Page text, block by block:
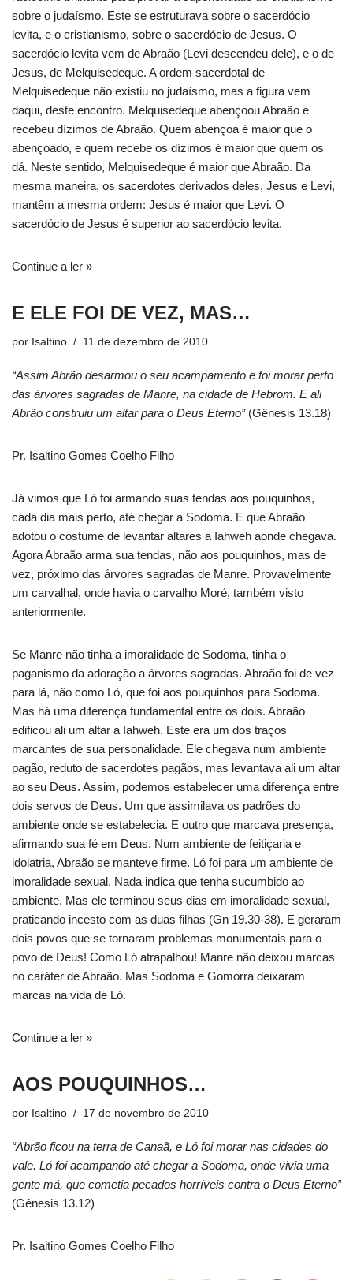
sobre o judaísmo. Este se estruturava sobre o sacerdócio
levita, e o cristianismo, sobre o sacerdócio de Jesus. O
sacerdócio levita vem de Abraão (Levi descendeu dele), e o de
Jesus, de Melquisedeque. A ordem sacerdotal de
Melquisedeque não existiu no judaísmo, mas a figura vem
daqui, deste encontro. Melquisedeque abençoou Abraão e
recebeu dízimos de Abraão. Quem abençoa é maior que o
abençoado, e quem recebe os dízimos é maior que quem os
dá. Neste sentido, Melquisedeque é maior que Abraão. Da
mesma maneira, os sacerdotes derivados deles, Jesus e Levi,
mantêm a mesma ordem: Jesus é maior que Levi. O
sacerdócio de Jesus é superior ao sacerdócio levita.
Continue a ler »
E ELE FOI DE VEZ, MAS…
por Isaltino 11 de dezembro de 2010
“Assim Abrão desarmou o seu acampamento e foi morar perto
das árvores sagradas de Manre, na cidade de Hebrom. E ali
Abrão construiu um altar para o Deus Eterno”(Gênesis 13.18)
Pr. Isaltino Gomes Coelho Filho
Já vimos que Ló foi armando suas tendas aos pouquinhos,
cada dia mais perto, até chegar a Sodoma. E que Abraão
adotou o costume de levantar altares a Iahweh aonde chegava.
Agora Abraão arma sua tendas, não aos pouquinhos, mas de
vez, próximo das árvores sagradas de Manre. Provavelmente
um carvalhal, onde havia o carvalho Moré, também visto
anteriormente.
Se Manre não tinha a imoralidade de Sodoma, tinha o
paganismo da adoração a árvores sagradas. Abraão foi de vez
para lá, não como Ló, que foi aos pouquinhos para Sodoma.
Mas há uma diferença fundamental entre os dois. Abraão
edificou ali um altar a Iahweh. Este era um dos traços
marcantes de sua personalidade. Ele chegava num ambiente
pagão, reduto de sacerdotes pagãos, mas levantava ali um altar
ao seu Deus. Assim, podemos estabelecer uma diferença entre
dois servos de Deus. Um que assimilava os padrões do
ambiente onde se estabelecia. E outro que marcava presença,
afirmando sua fé em Deus. Num ambiente de feitiçaria e
idolatria, Abraão se manteve firme. Ló foi para um ambiente de
imoralidade sexual. Nada indica que tenha sucumbido ao
ambiente. Mas ele terminou seus dias em imoralidade sexual,
praticando incesto com as duas filhas (Gn 19.30-38). E geraram
dois povos que se tornaram problemas monumentais para o
povo de Deus! Como Ló atrapalhou! Manre não deixou marcas
no caráter de Abraão. Mas Sodoma e Gomorra deixaram
marcas na vida de Ló.
Continue a ler »
AOS POUQUINHOS…
por Isaltino 17 de novembro de 2010
“Abrão ficou na terra de Canaã, e Ló foi morar nas cidades do
vale. Ló foi acampando até chegar a Sodoma, onde vivia uma
gente má, que cometia pecados horríveis contra o Deus Eterno”
(Gênesis 13.12)
Pr. Isaltino Gomes Coelho Filho